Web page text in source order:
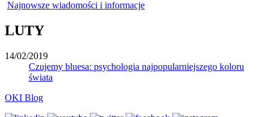
Najnowsze wiadomości i informacje
LUTY
14/02/2019
Czujemy bluesa: psychologia najpopularniejszego koloru
świata
OKI Blog